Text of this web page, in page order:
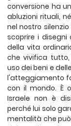
conversione ha
abluzioni rituali,
nel nostro
scoprire i disegni
della vita
che vivifica
uso dei beni e
l'atteggiamento
con il mondo. È
Israele non è
perché lui solo
mentalità che